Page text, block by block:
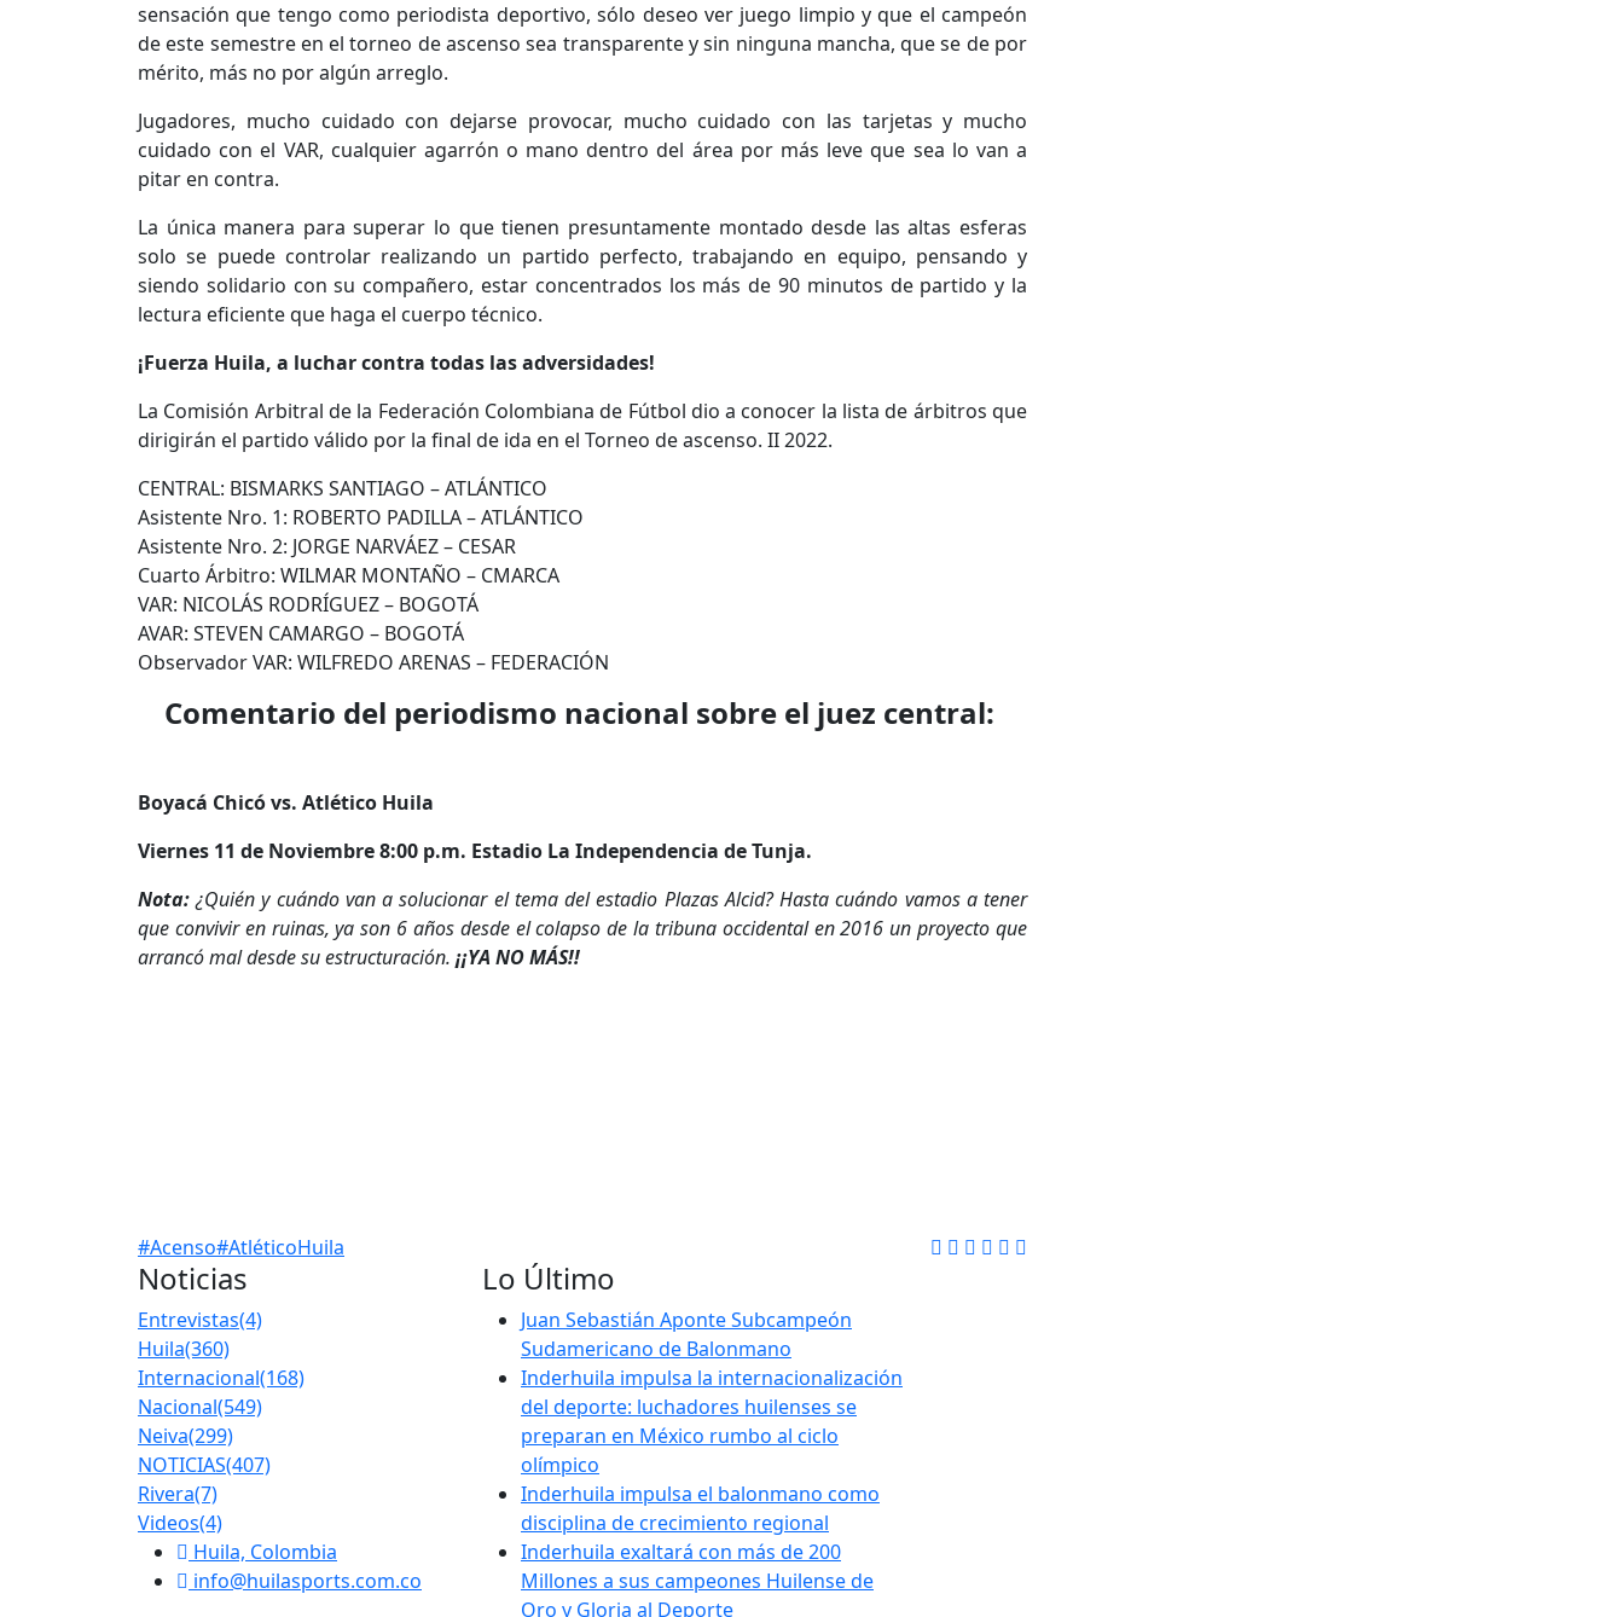
sensación que tengo como periodista deportivo, sólo deseo ver juego limpio y que el campeón
de este semestre en el torneo de ascenso sea transparente y sin ninguna mancha, que se de por
mérito, más no por algún arreglo.
Jugadores, mucho cuidado con dejarse provocar, mucho cuidado con las tarjetas y mucho
cuidado con el VAR, cualquier agarrón o mano dentro del área por más leve que sea lo van a
pitar en contra.
La única manera para superar lo que tienen presuntamente montado desde las altas esferas
solo se puede controlar realizando un partido perfecto, trabajando en equipo, pensando y
siendo solidario con su compañero, estar concentrados los más de 90 minutos de partido y la
lectura eficiente que haga el cuerpo técnico.
¡Fuerza Huila, a luchar contra todas las adversidades!
La Comisión Arbitral de la Federación Colombiana de Fútbol dio a conocer la lista de árbitros que
dirigirán el partido válido por la final de ida en el Torneo de ascenso. II 2022.
CENTRAL: BISMARKS SANTIAGO – ATLÁNTICO
Asistente Nro. 1: ROBERTO PADILLA – ATLÁNTICO
Asistente Nro. 2: JORGE NARVÁEZ – CESAR
Cuarto Árbitro: WILMAR MONTAÑO – CMARCA
VAR: NICOLÁS RODRÍGUEZ – BOGOTÁ
AVAR: STEVEN CAMARGO – BOGOTÁ
Observador VAR: WILFREDO ARENAS – FEDERACIÓN
Comentario del periodismo nacional sobre el juez central:
Boyacá Chicó vs. Atlético Huila
Viernes 11 de Noviembre8:00 p.m. Estadio La Independencia de Tunja.
Nota:¿Quién y cuándo van a solucionar el tema del estadio Plazas Alcid? Hasta cuándo vamos a tener
que convivir en ruinas, ya son 6 años desde el colapso de la tribuna occidental en 2016 un proyecto que
arrancó mal desde su estructuración. ¡¡YA NO MÁS!!
#Acenso#AtléticoHuila
Noticias
Entrevistas(4)
Huila(360)
Internacional(168)
Nacional(549)
Neiva(299)
NOTICIAS(407)
Rivera(7)
Videos(4)
Huila, Colombia
info@huilasports.com.co
Lo Último
Juan Sebastián Aponte Subcampeón
Sudamericano de Balonmano
Inderhuila impulsa la internacionalización
del deporte: luchadores huilenses se
preparan en México rumbo al ciclo
olímpico
Inderhuila impulsa el balonmano como
disciplina de crecimiento regional
Inderhuila exaltará con más de 200
Millones a sus campeones Huilense de
Oro y Gloria al Deporte